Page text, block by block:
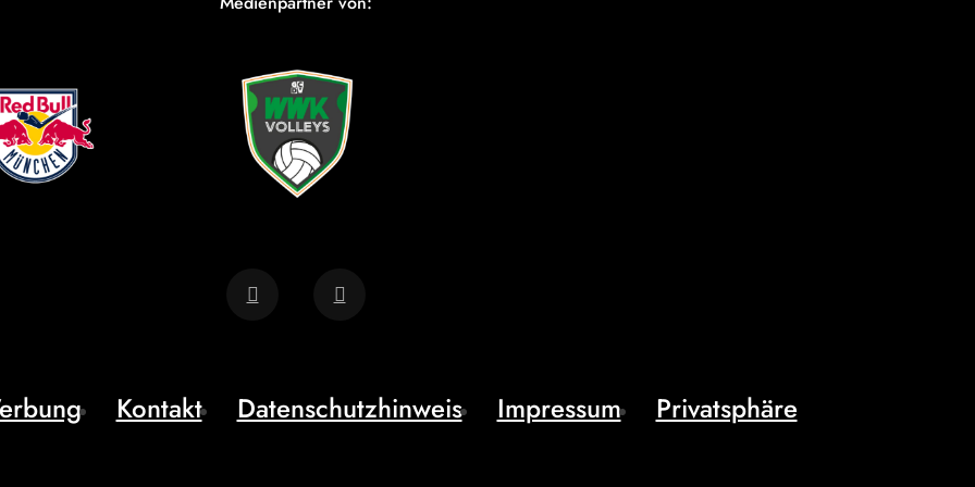
Kontakt Datenschutzhinweis Impressum Privatsphäre